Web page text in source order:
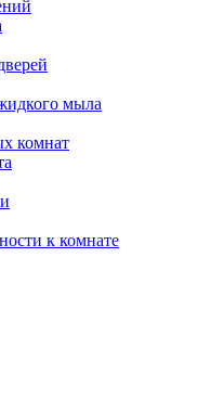
мыла
комнат
к комнате